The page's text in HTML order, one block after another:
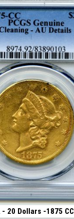
- 20 Dollars -1875 CC